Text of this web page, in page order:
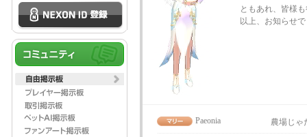
ともあれ、皆様
以上、お知らせ
Paeonia 農場じゃ